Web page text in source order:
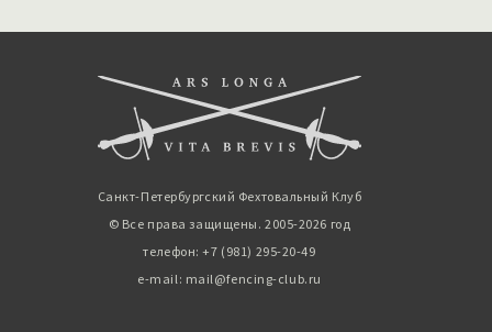
Санкт-Петербургский Фехтовальный Клуб
© Все права защищены. 2005-2026 год
телефон: +7 (981) 295-20-49
e-mail: mail@fencing-club.ru